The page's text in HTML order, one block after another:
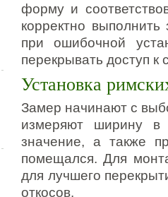
форму и
корректно
при ошибочной
перекрывать доступ к
Установка
Замер начинают с
измеряют ширину в
значение, а также
помещался. Для
для лучшего
откосов.